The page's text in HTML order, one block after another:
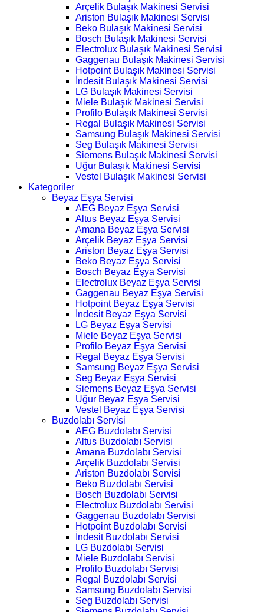
Arçelik Bulaşık Makinesi Servisi
Ariston Bulaşık Makinesi Servisi
Beko Bulaşık Makinesi Servisi
Bosch Bulaşık Makinesi Servisi
Electrolux Bulaşık Makinesi Servisi
Gaggenau Bulaşık Makinesi Servisi
Hotpoint Bulaşık Makinesi Servisi
İndesit Bulaşık Makinesi Servisi
LG Bulaşık Makinesi Servisi
Miele Bulaşık Makinesi Servisi
Profilo Bulaşık Makinesi Servisi
Regal Bulaşık Makinesi Servisi
Samsung Bulaşık Makinesi Servisi
Seg Bulaşık Makinesi Servisi
Siemens Bulaşık Makinesi Servisi
Uğur Bulaşık Makinesi Servisi
Vestel Bulaşık Makinesi Servisi
Kategoriler
Beyaz Eşya Servisi
AEG Beyaz Eşya Servisi
Altus Beyaz Eşya Servisi
Amana Beyaz Eşya Servisi
Arçelik Beyaz Eşya Servisi
Ariston Beyaz Eşya Servisi
Beko Beyaz Eşya Servisi
Bosch Beyaz Eşya Servisi
Electrolux Beyaz Eşya Servisi
Gaggenau Beyaz Eşya Servisi
Hotpoint Beyaz Eşya Servisi
İndesit Beyaz Eşya Servisi
LG Beyaz Eşya Servisi
Miele Beyaz Eşya Servisi
Profilo Beyaz Eşya Servisi
Regal Beyaz Eşya Servisi
Samsung Beyaz Eşya Servisi
Seg Beyaz Eşya Servisi
Siemens Beyaz Eşya Servisi
Uğur Beyaz Eşya Servisi
Vestel Beyaz Eşya Servisi
Buzdolabı Servisi
AEG Buzdolabı Servisi
Altus Buzdolabı Servisi
Amana Buzdolabı Servisi
Arçelik Buzdolabı Servisi
Ariston Buzdolabı Servisi
Beko Buzdolabı Servisi
Bosch Buzdolabı Servisi
Electrolux Buzdolabı Servisi
Gaggenau Buzdolabı Servisi
Hotpoint Buzdolabı Servisi
İndesit Buzdolabı Servisi
LG Buzdolabı Servisi
Miele Buzdolabı Servisi
Profilo Buzdolabı Servisi
Regal Buzdolabı Servisi
Samsung Buzdolabı Servisi
Seg Buzdolabı Servisi